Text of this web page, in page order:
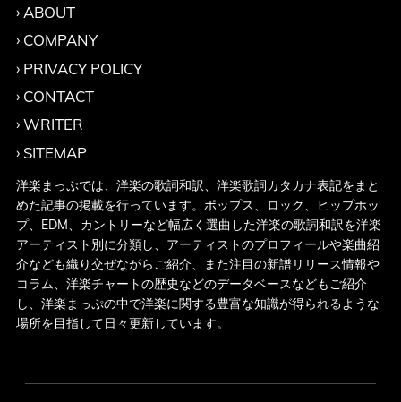
ABOUT
COMPANY
PRIVACY POLICY
CONTACT
WRITER
SITEMAP
洋楽まっぷでは、洋楽の歌詞和訳、洋楽歌詞カタカナ表記をまと
めた記事の掲載を行っています。ポップス、ロック、ヒップホッ
プ、EDM、カントリーなど幅広く選曲した洋楽の歌詞和訳を洋楽
アーティスト別に分類し、アーティストのプロフィールや楽曲紹
介なども織り交ぜながらご紹介、また注目の新譜リリース情報や
コラム、洋楽チャートの歴史などのデータベースなどもご紹介
し、洋楽まっぷの中で洋楽に関する豊富な知識が得られるような
場所を目指して日々更新しています。